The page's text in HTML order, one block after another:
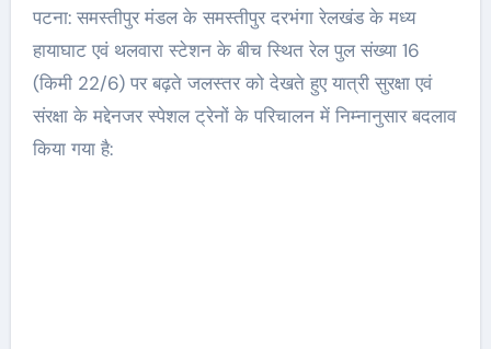
पटना: समस्तीपुर मंडल के समस्तीपुर दरभंगा रेलखंड के मध्य
हायाघाट एवं थलवारा स्टेशन के बीच स्थित रेल पुल संख्या 16
(किमी 22/6) पर बढ़ते जलस्तर को देखते हुए यात्री सुरक्षा एवं
संरक्षा के मद्देनजर स्पेशल ट्रेनों के परिचालन में निम्नानुसार बदलाव
किया गया है: